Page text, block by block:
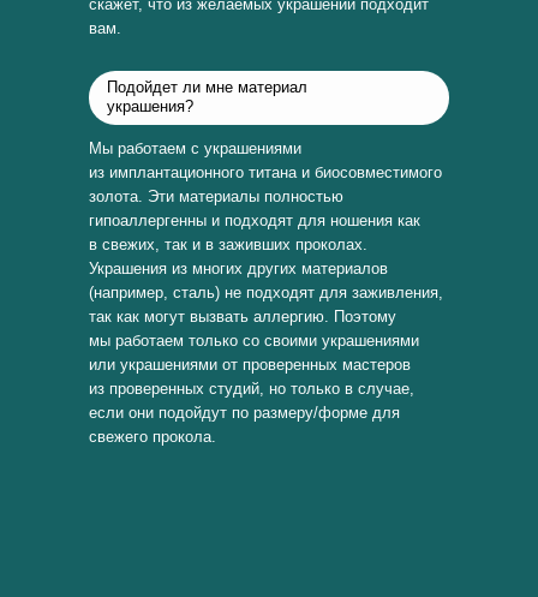
скажет, что из желаемых украшений подходит
вам.
Подойдет ли мне материал
украшения?
Мы работаем с украшениями
из имплантационного титана и биосовместимого
золота. Эти материалы полностью
гипоаллергенны и подходят для ношения как
в свежих, так и в заживших проколах.
Украшения из многих других материалов
(например, сталь) не подходят для заживления,
так как могут вызвать аллергию. Поэтому
мы работаем только со своими украшениями
или украшениями от проверенных мастеров
из проверенных студий, но только в случае,
если они подойдут по размеру/форме для
свежего прокола.